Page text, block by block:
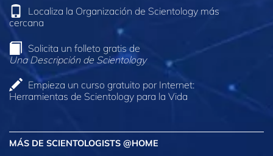
Localiza la Organización de Scientology más
cercana
Solicita un folleto gratis de
Una Descripción de Scientology
Empieza un curso gratuito por Internet:
Herramientas de Scientology para la Vida
MÁS DE SCIENTOLOGISTS @HOME